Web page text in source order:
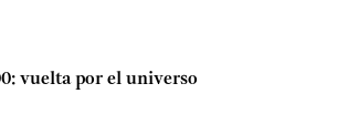
vuelta por el universo